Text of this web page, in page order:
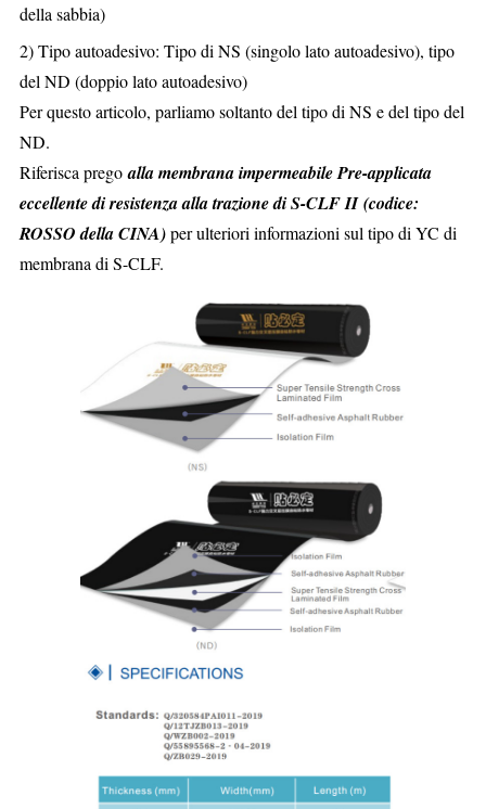
della sabbia)
2) Tipo autoadesivo: Tipo di NS (singolo lato autoadesivo), tipo
del ND (doppio lato autoadesivo)
Per questo articolo, parliamo soltanto del tipo di NS e del tipo del
ND.
Riferisca pregoalla membrana impermeabile Pre-applicata
eccellente di resistenza alla trazione di S-CLF II (codice:
ROSSO della CINA)per ulteriori informazioni sul tipo di YC di
membrana di S-CLF.